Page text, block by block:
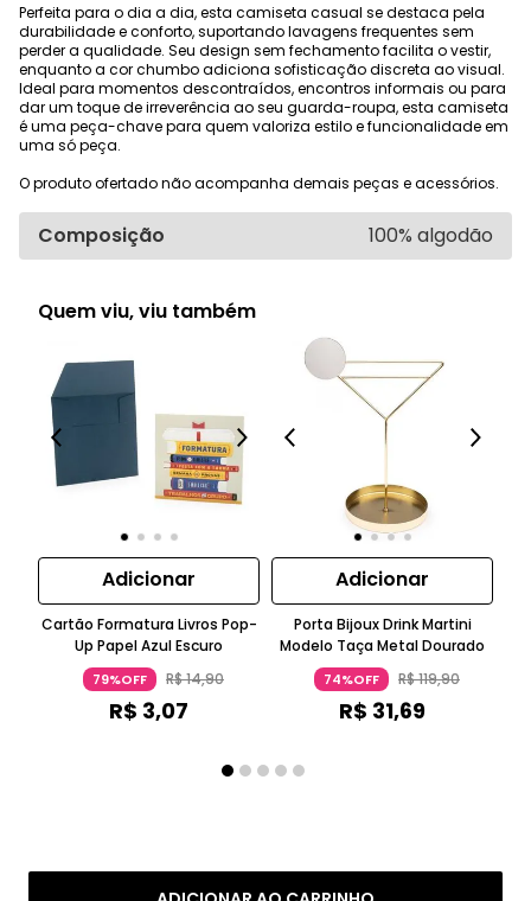
Perfeita para o dia a dia, esta camiseta casual se destaca pela
durabilidade e conforto, suportando lavagens frequentes sem
perder a qualidade. Seu design sem fechamento facilita o vestir,
enquanto a cor chumbo adiciona sofisticação discreta ao visual.
Ideal para momentos descontraídos, encontros informais ou para
dar um toque de irreverência ao seu guarda-roupa, esta camiseta
é uma peça-chave para quem valoriza estilo e funcionalidade em
uma só peça.
O produto ofertado não acompanha demais peças e acessórios.
Composição 100% algodão
Quem viu, viu também
Adicionar
Cartão Formatura Livros Pop-
Up Papel Azul Escuro
79%OFF R$14,90
R$ 3,07
Adicionar
Porta Bijoux Drink Martini
Modelo Taça Metal Dourado
74%OFF R$119,90
R$ 31,69